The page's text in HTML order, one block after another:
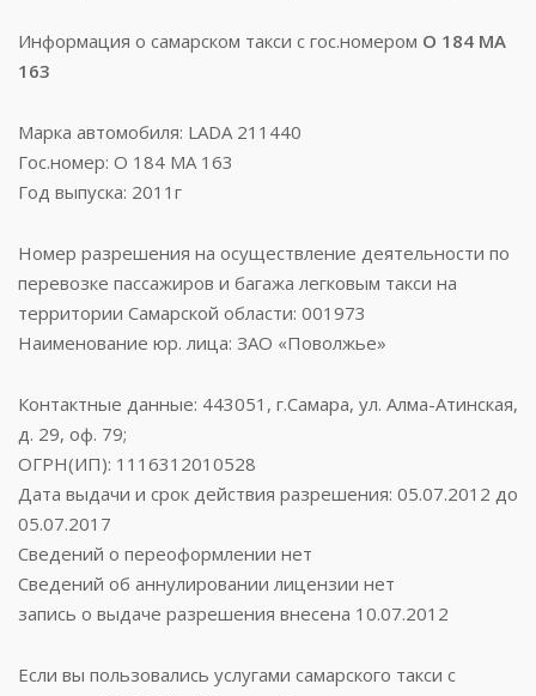
Информация о самарском такси с гос.номером О 184 МА
163
Марка автомобиля: LADA 211440
Гос.номер: О 184 МА 163
Год выпуска: 2011г
Номер разрешения на осуществление деятельности по
перевозке пассажиров и багажа легковым такси на
территории Самарской области: 001973
Наименование юр. лица: ЗАО «Поволжье»
Контактные данные: 443051, г.Самара, ул. Алма-Атинская,
д. 29, оф. 79;
ОГРН(ИП): 1116312010528
Дата выдачи и срок действия разрешения: 05.07.2012 до
05.07.2017
Сведений о переоформлении нет
Сведений об аннулировании лицензии нет
запись о выдаче разрешения внесена 10.07.2012
Если вы пользовались услугами самарского такси с